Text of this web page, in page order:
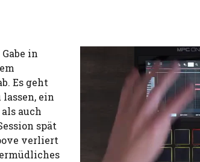
in
Es geht
ein
auch
spät
verliert